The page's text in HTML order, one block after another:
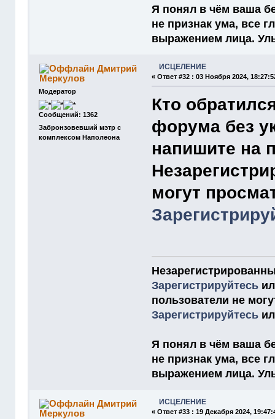
Я понял в чём ваша
не признак ума, все
выражением лица.
Дмитрий
Меркулов
Модератор
Сообщений: 1362
Забронзовевший мэтр с
комплексом Наполеона
ИСЦЕЛЕНИЕ
«Ответ #32 : 03 Ноября 2024,
Кто
форума без
напишите на
могут
Зарегистрируйтесь
пользователи не
Зарегистрируйтесь
Я понял в чём ваша
не признак ума, все
выражением лица.
Дмитрий
Меркулов
ИСЦЕЛЕНИЕ
«Ответ #33 : 19 Декабря 2024,